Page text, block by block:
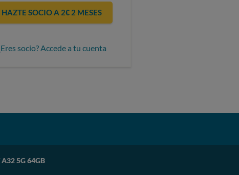
HAZTE SOCIO A 2€ 2 MESES
socio? Accede a tu cuenta
5G 64GB